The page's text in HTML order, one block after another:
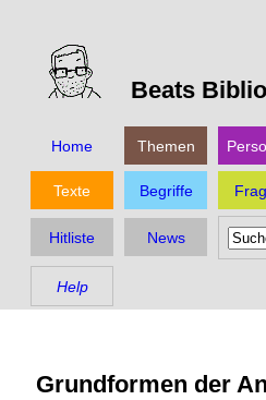
Beats
Home Themen
Texte Begriffe
Hitliste News
Help
Grundformen der